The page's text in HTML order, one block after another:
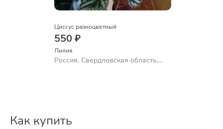
Циссус разноцветный
550 ₽
Лилия
Россия, Свердловская область,
Как купить